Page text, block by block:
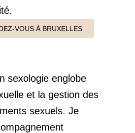
VOUS À BRUXELLES
sexologie englobe
et la gestion des
sexuels. Je